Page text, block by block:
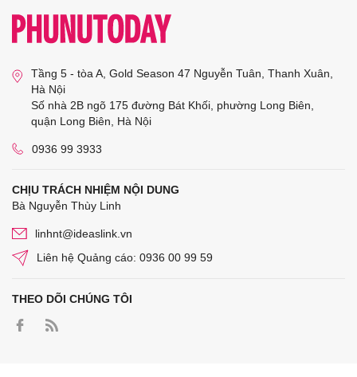
Tầng 5 - tòa A, Gold Season 47 Nguyễn Tuân, Thanh Xuân,
Hà Nội
Số nhà 2B ngõ 175 đường Bát Khối, phường Long Biên,
quận Long Biên, Hà Nội
0936 99 3933
CHỊU TRÁCH NHIỆM NỘI DUNG
Bà Nguyễn Thùy Linh
linhnt@ideaslink.vn
Liên hệ Quảng cáo: 0936 00 99 59
THEO DÕI CHÚNG TÔI